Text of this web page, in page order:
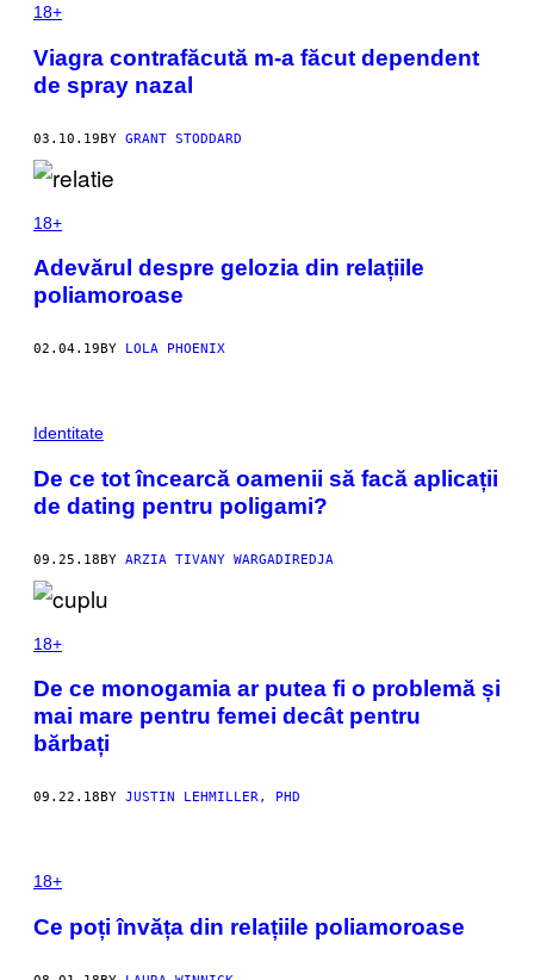
18+
Viagra contrafăcută m-a făcut dependent
de spray nazal
03.10.19BY GRANT STODDARD
18+
Adevărul despre gelozia din relațiile
poliamoroase
02.04.19 BY LOLA PHOENIX
Identitate
De ce tot încearcă oamenii să facă aplicații
de dating pentru poligami?
09.25.18BY ARZIA TIVANY WARGADIREDJA
18+
De ce monogamia ar putea fi o problemă și
mai mare pentru femei decât pentru
bărbați
09.22.18 BY JUSTIN LEHMILLER, PHD
18+
Ce poți învăța din relațiile poliamoroase